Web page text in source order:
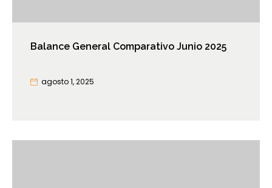
Balance General Comparativo Junio 2025
agosto 1, 2025